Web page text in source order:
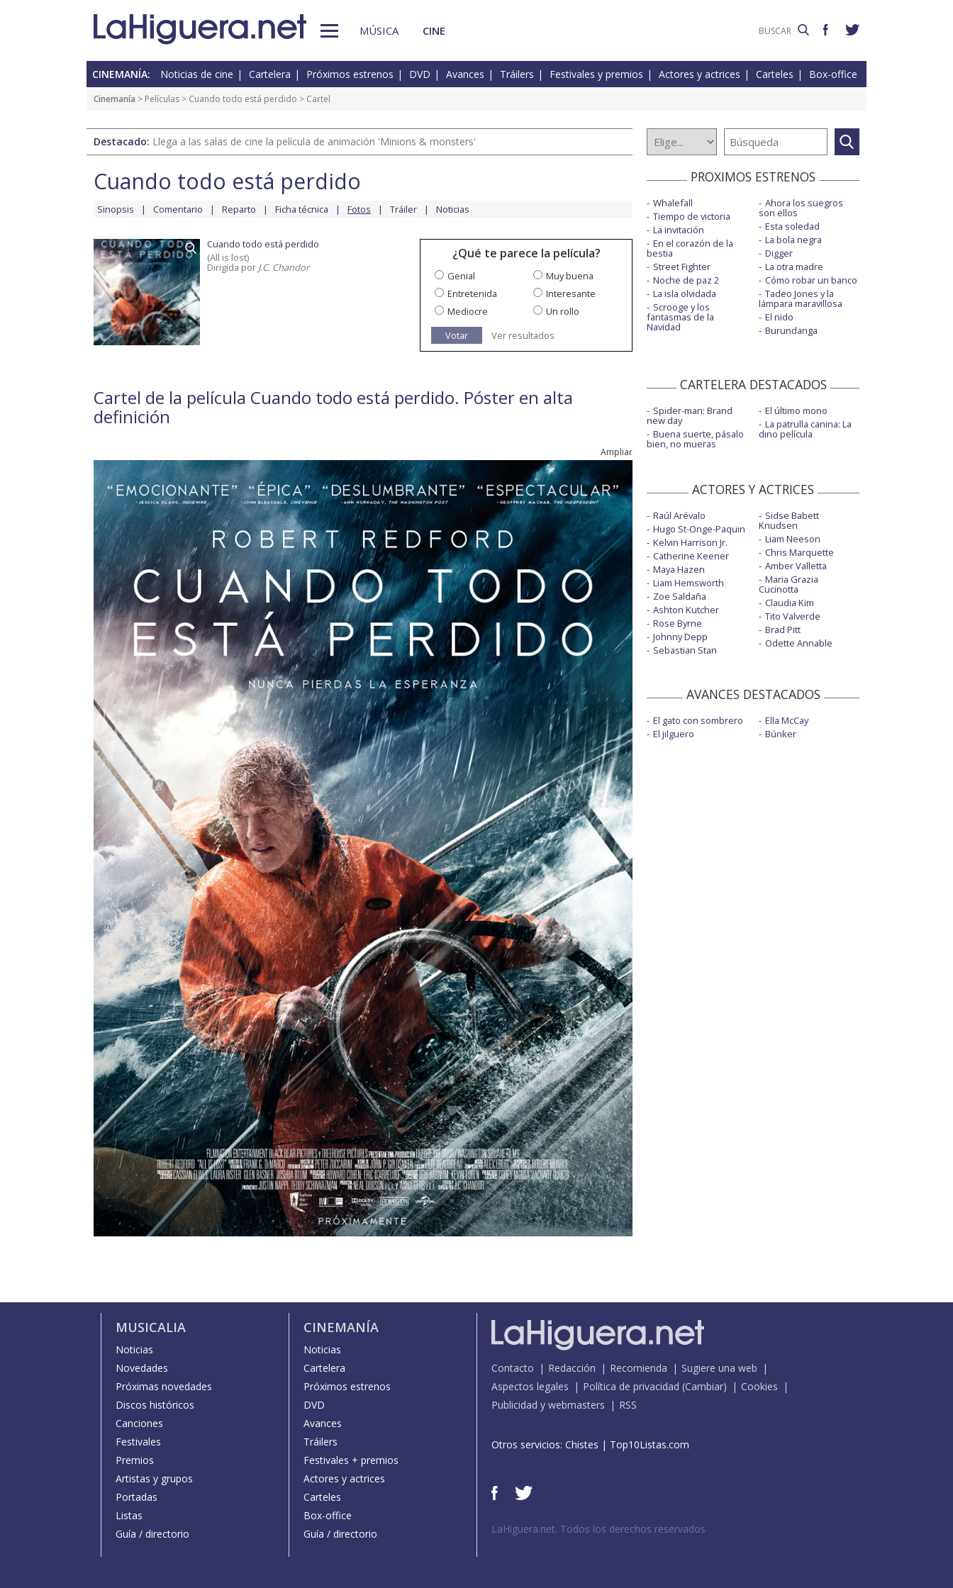
MÚSICA CINE
CINEMANÍA: Noticias de cine Cartelera Próximos estrenos DVD Avances Tráilers Festivales y premios Actores y actrices Carteles Box-office
Cinemanía > Películas > Cuando todo está perdido > Cartel
Destacado: Llega a las salas de cine la película de animación 'Minions & monsters'
Cuando todo está perdido
Sinopsis Comentario Reparto Ficha técnica Fotos Tráiler Noticias
Cuando todo está perdido
(All is lost)
Dirigida por J.C. Chandor
¿Qué te parece la película?
Genial
Muy buena
Entretenida
Interesante
Mediocre
Un rollo
Votar
Ver resultados
Cartel de la película Cuando todo está perdido. Póster en alta
definición
Ampliar
PROXIMOS ESTRENOS
Whalefall
Tiempo de victoria
La invitación
En el corazón de la
bestia
Street Fighter
Noche de paz 2
La isla olvidada
Scrooge y los
fantasmas de la
Navidad
Ahora los suegros
son ellos
Esta soledad
La bola negra
Digger
La otra madre
Cómo robar un banco
Tadeo Jones y la
lámpara maravillosa
El nido
Burundanga
CARTELERA DESTACADOS
Spider-man: Brand
new day
Buena suerte, pásalo
bien, no mueras
El último mono
La patrulla canina: La
dino película
ACTORES Y ACTRICES
Raúl Arévalo
Hugo St-Onge-Paquin
Kelvin Harrison Jr.
Catherine Keener
Maya Hazen
Liam Hemsworth
Zoe Saldaña
Ashton Kutcher
Rose Byrne
Johnny Depp
Sebastian Stan
Sidse Babett
Knudsen
Liam Neeson
Chris Marquette
Amber Valletta
Maria Grazia
Cucinotta
Claudia Kim
Tito Valverde
Brad Pitt
Odette Annable
AVANCES DESTACADOS
El gato con sombrero
El jilguero
Ella McCay
Búnker
MUSICALIA
Noticias
Novedades
Próximas novedades
Discos históricos
Canciones
Festivales
Premios
Artistas y grupos
Portadas
Listas
Guía / directorio
CINEMANÍA
Noticias
Cartelera
Próximos estrenos
DVD
Avances
Tráilers
Festivales + premios
Actores y actrices
Carteles
Box-office
Guía / directorio
Contacto Redacción Recomienda
Sugiere una web
Aspectos legales
Política de privacidad (Cambiar)
Cookies
Publicidad y webmasters
RSS
Otros servicios: Chistes | Top10Listas.com
LaHiguera.net. Todos los derechos reservados